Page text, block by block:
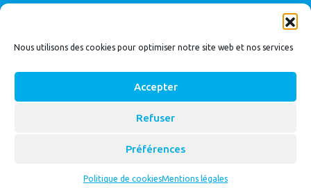
Nous utilisons des cookies pour optimiser notre site web et nos services
Accepter
Refuser
Préférences
Politique de cookiesMentions légales